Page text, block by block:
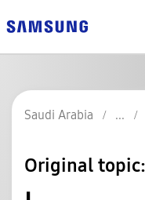
Saudi Arabia
Original topic: